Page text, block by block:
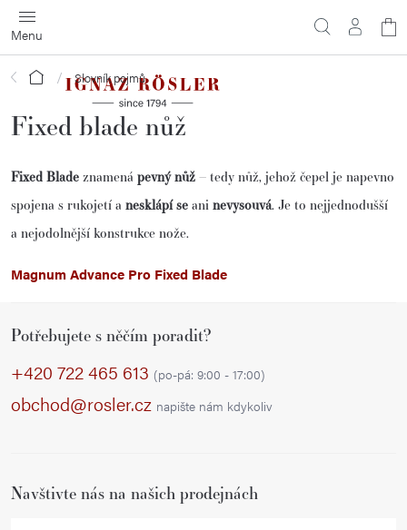
Přejít
na
obsah
Domů Slovník pojmů
Fixed blade nůž
Fixed Blade znamená pevný nůž – tedy nůž, jehož čepel je napevno
spojena s rukojetí a nesklápí se ani nevysouvá. Je to nejjednodušší
a nejodolnější konstrukce nože.
Magnum Advance Pro Fixed Blade
Potřebujete s něčím poradit?
+420 722 465 613 (po-pá: 9:00 - 17:00)
obchod@rosler.cz napište nám kdykoliv
Navštivte nás na našich prodejnách